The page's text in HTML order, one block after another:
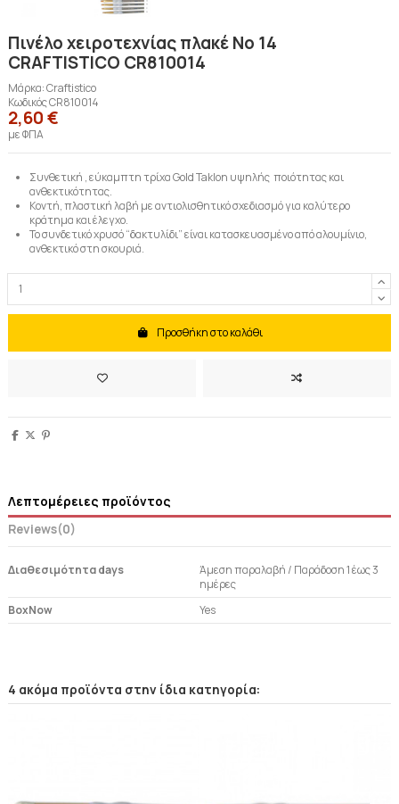
Πινέλο χειροτεχνίας πλακέ Νο 14
CRAFTISTICO CR810014
Μάρκα:Craftistico
ΚωδικόςCR810014
2,60 €
με ΦΠΑ
Συνθετική , εύκαμπτη τρίχαGoldTaklon υψηλής ποιότητας και
ανθεκτικότητας.
Κοντή, πλαστική λαβή με αντιολισθητικό σχεδιασμό για καλύτερο
κράτημα και έλεγχο.
Το συνδετικό χρυσό “δακτυλίδι” είναι κατασκευασμένο από αλουμίνιο,
ανθεκτικό στη σκουριά.
Προσθήκη στο καλάθι
Λεπτομέρειες προϊόντος
Reviews(0)
Διαθεσιμότητα days
Άμεση παραλαβή / Παράδoση 1 έως 3
ημέρες
BoxNow
Yes
4 ακόμα προϊόντα στην ίδια κατηγορία: